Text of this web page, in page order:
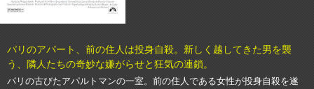
パリのアパート、前の住人は投身自殺。新しく越してきた男を襲
う、隣人たちの奇妙な嫌がらせと狂気の連鎖。
パリの古びたアパルトマンの一室。前の住人である女性が投身自殺を遂